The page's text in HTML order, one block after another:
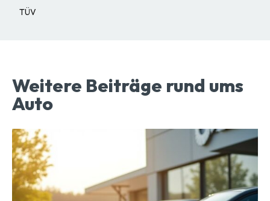
TÜV
Weitere Beiträge rund ums
Auto